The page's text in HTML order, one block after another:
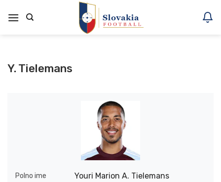
na
Y. Tielemans
Polno ime Youri Marion A. Tielemans